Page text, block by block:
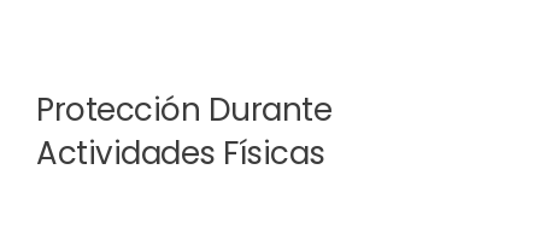
Protección Durante
Actividades Físicas